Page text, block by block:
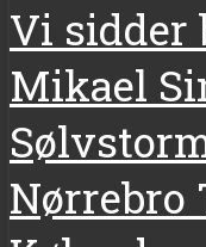
Vi sidder
Mikael
Nørrebro